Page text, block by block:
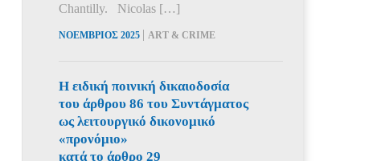
Chantilly. Nicolas […]
ΝΟΕΜΒΡΙΟΣ 2025 | ART & CRIME
Η ειδική ποινική δικαιοδοσία
του άρθρου 86 του Συντάγματος
ως λειτουργικό δικονομικό
«προνόμιο»
κατά το άρθρο 29